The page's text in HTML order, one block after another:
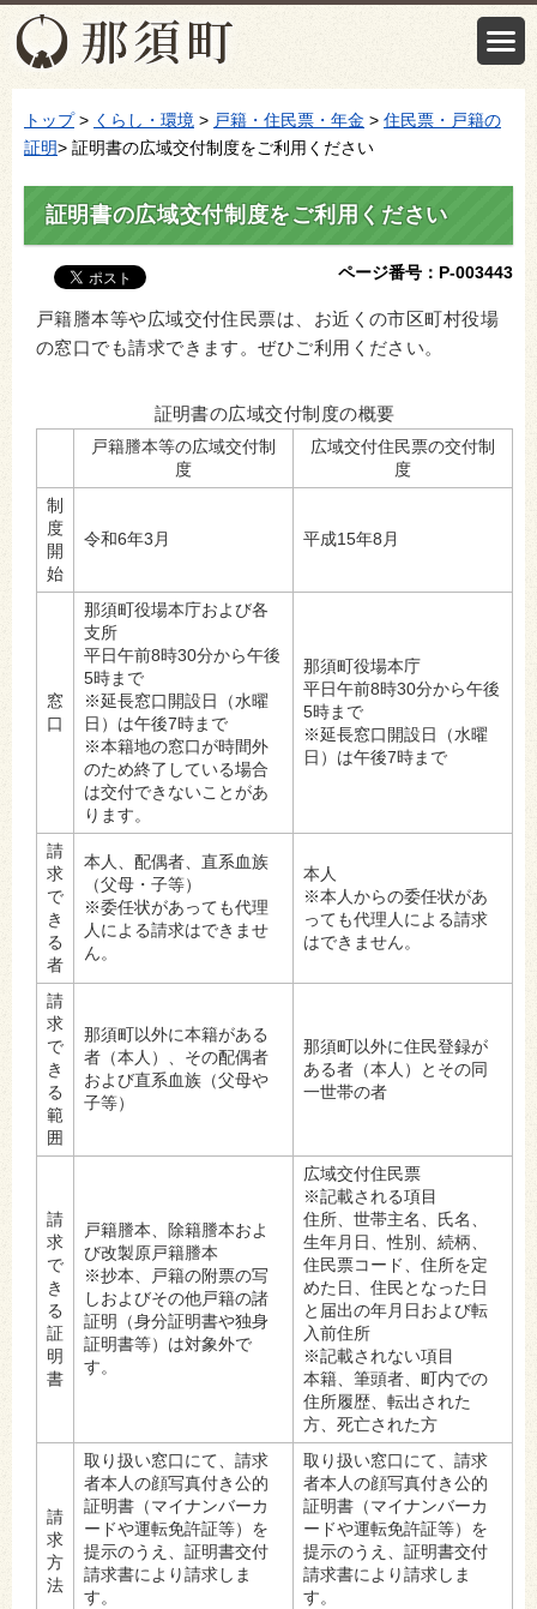
トップ> くらし・環境 > 戸籍・住民票・年金 > 住民票・戸籍の
証明> 証明書の広域交付制度をご利用ください
証明書の広域交付制度をご利用ください
ページ番号：P-003443
戸籍謄本等や広域交付住民票は、お近くの市区町村役場
の窓口でも請求できます。ぜひご利用ください。
証明書の広域交付制度の概要
戸籍謄本等の広域交付制
度
広域交付住民票の交付制
度
制
度
開
始
令和6年3月 平成15年8月
窓
口
那須町役場本庁および各
支所
平日午前8時30分から午後
5時まで
※延長窓口開設日（水曜
日）は午後7時まで
※本籍地の窓口が時間外
のため終了している場合
は交付できないことがあ
ります。
那須町役場本庁
平日午前8時30分から午後
5時まで
※延長窓口開設日（水曜
日）は午後7時まで
請
求
で
き
る
者
本人、配偶者、直系血族
（父母・子等）
※委任状があっても代理
人による請求はできませ
ん。
本人
※本人からの委任状があ
っても代理人による請求
はできません。
請
求
で
き
る
範
囲
那須町以外に本籍がある
者（本人）、その配偶者
および直系血族（父母や
子等）
那須町以外に住民登録が
ある者（本人）とその同
一世帯の者
請
求
で
き
る
証
明
書
戸籍謄本、除籍謄本およ
び改製原戸籍謄本
※抄本、戸籍の附票の写
しおよびその他戸籍の諸
証明（身分証明書や独身
証明書等）は対象外で
す。
広域交付住民票
※記載される項目
住所、世帯主名、氏名、
生年月日、性別、続柄、
住民票コード、住所を定
めた日、住民となった日
と届出の年月日および転
入前住所
※記載されない項目
本籍、筆頭者、町内での
住所履歴、転出された
方、死亡された方
請
求
方
法
取り扱い窓口にて、請求
者本人の顔写真付き公的
証明書（マイナンバーカ
ードや運転免許証等）を
提示のうえ、証明書交付
請求書により請求しま
す。
取り扱い窓口にて、請求
者本人の顔写真付き公的
証明書（マイナンバーカ
ードや運転免許証等）を
提示のうえ、証明書交付
請求書により請求しま
す。